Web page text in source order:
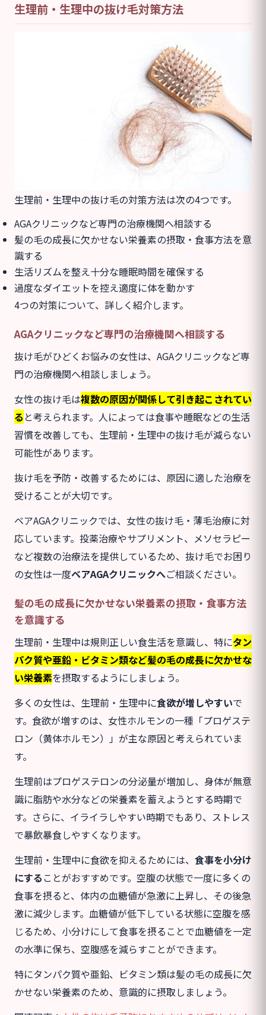
生理前・生理中の抜け毛対策方法
生理前・生理中の抜け毛の対策方法は次の4つです。
AGAクリニックなど専門の治療機関へ相談する
髪の毛の成長に欠かせない栄養素の摂取・食事方法を意
識する
生活リズムを整え十分な睡眠時間を確保する
過度なダイエットを控え適度に体を動かす
4つの対策について、詳しく紹介します。
AGAクリニックなど専門の治療機関へ相談する
抜け毛がひどくお悩みの女性は、AGAクリニックなど専
門の治療機関へ相談しましょう。
女性の抜け毛は複数の原因が関係して引き起こされてい
る と考えられます。人によっては食事や睡眠などの生活
習慣を改善しても、生理前・生理中の抜け毛が減らない
可能性があります。
抜け毛を予防・改善するためには、原因に適した治療を
受けることが大切です。
ベアAGAクリニックでは、女性の抜け毛・薄毛治療に対
応しています。投薬治療やサプリメント、メソセラピー
など複数の治療法を提供しているため、抜け毛でお困り
の女性は一度ベアAGAクリニックへご相談ください。
髪の毛の成長に欠かせない栄養素の摂取・食事方法
を意識する
生理前・生理中は規則正しい食生活を意識し、特にタン
パク質や亜鉛・ビタミン類など髪の毛の成長に欠かせな
い栄養素を摂取するようにしましょう。
多くの女性は、生理前・生理中に食欲が増しやすいで
す。食欲が増すのは、女性ホルモンの一種「プロゲステ
ロン（黄体ホルモン）」が主な原因と考えられていま
す。
生理前はプロゲステロンの分泌量が増加し、身体が無意
識に脂肪や水分などの栄養素を蓄えようとする時期で
す。さらに、イライラしやすい時期でもあり、ストレス
で暴飲暴食しやすくなります。
生理前・生理中に食欲を抑えるためには、 食事を小分け
にする ことがおすすめです。空腹の状態で一度に多くの
食事を摂ると、体内の血糖値が急激に上昇し、その後急
激に減少します。血糖値が低下している状態に空腹を感
じるため、小分けにして食事を摂ることで血糖値を一定
の水準に保ち、空腹感を減らすことができます。
特にタンパク質や亜鉛、ビタミン類は髪の毛の成長に欠
かせない栄養素のため、意識的に摂取しましょう。